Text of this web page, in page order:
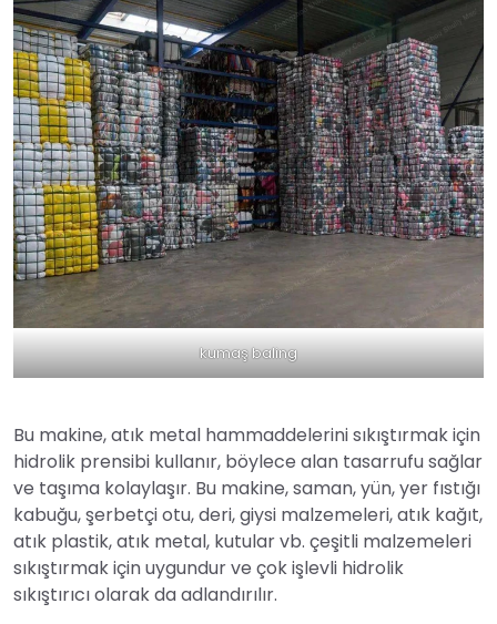
kumaş baling
Bu makine, atık metal hammaddelerini sıkıştırmak için
hidrolik prensibi kullanır, böylece alan tasarrufu sağlar
ve taşıma kolaylaşır. Bu makine, saman, yün, yer fıstığı
kabuğu, şerbetçi otu, deri, giysi malzemeleri, atık kağıt,
atık plastik, atık metal, kutular vb. çeşitli malzemeleri
sıkıştırmak için uygundur ve çok işlevli hidrolik
sıkıştırıcı olarak da adlandırılır.